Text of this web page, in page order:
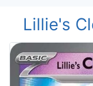
Lillie's